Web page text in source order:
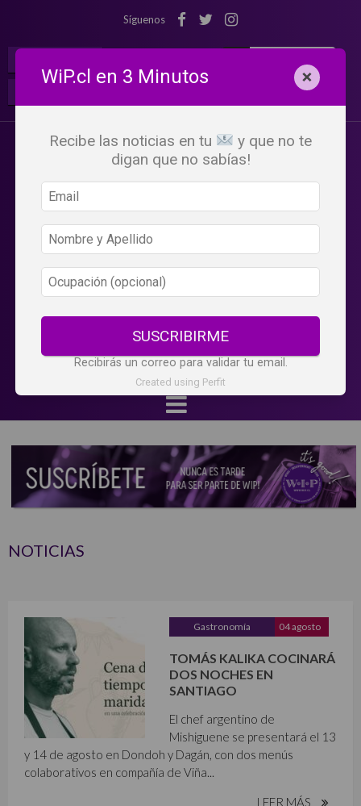
Síguenos
NOTICIAS
Gastronomía 04 agosto
TOMÁS KALIKA COCINARÁ
DOS NOCHES EN
SANTIAGO
El chef argentino de
Mishiguene se presentará el 13
y 14 de agosto en Dondoh y Dagán, con dos menús
colaborativos en compañía de Viña...
LEER MÁS
WiP.cl en 3 Minutos ×
Recibe las noticias en tu
y que no te
digan que no sabías!
SUSCRIBIRME
Recibirás un correo para validar tu email.
Created using Perfit